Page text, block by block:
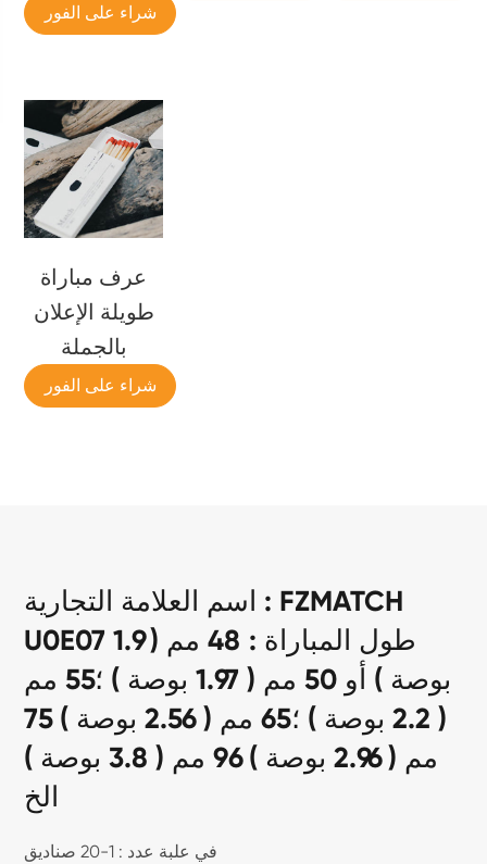
شراء على الفور
عرف مباراة
طويلة الإعلان
بالجملة
شراء على الفور
اسم العلامة التجارية : FZMATCH
U0E07 طول المباراة : 48 مم ( 1.9
بوصة ) أو 50 مم ( 1.97 بوصة ) ؛55 مم
( 2.2 بوصة ) ؛65 مم ( 2.56 بوصة ) 75
مم ( 2.96 بوصة ) 96 مم ( 3.8 بوصة )
الخ
في علبة عدد : 1-20 صناديق